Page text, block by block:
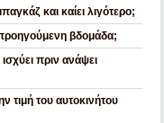
και καίει λιγότερο;
βδομάδα;
πριν ανάψει
τιμή του αυτοκινήτου